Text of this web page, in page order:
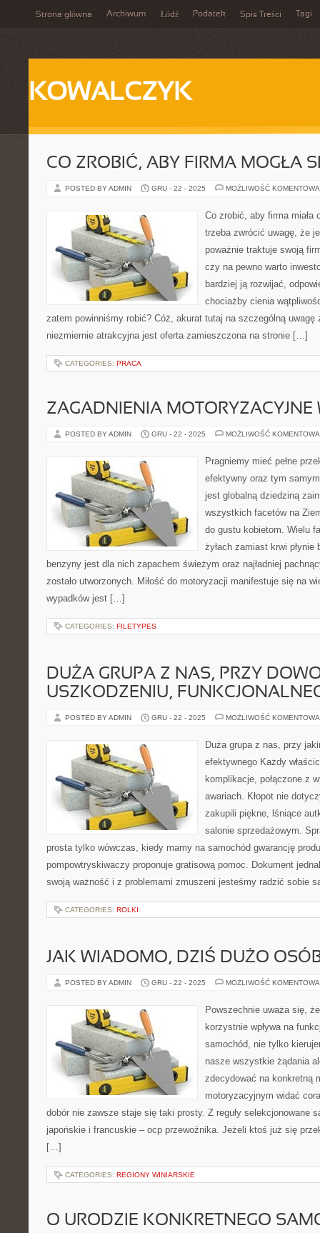
Strona główna Archiwum Łódź Podatek Spis Treści Tagi
KOWALCZYK
CO ZROBIĆ, ABY FIRMA MOGŁA
POSTED BY ADMIN GRU - 22 - 2025 MOŻLIWOŚĆ
Co zrobić, aby firma miała
trzeba zwrócić uwagę, że
poważnie traktuje swoją
czy na pewno warto
bardziej ją rozwijać,
chociażby cienia
zatem powinniśmy robić? Cóż, akurat tutaj na szczególną uwagę
niezmiernie atrakcyjna jest oferta zamieszczona na stronie […]
CATEGORIES: PRACA
ZAGADNIENIA MOTORYZACYJNE
POSTED BY ADMIN GRU - 22 - 2025 MOŻLIWOŚĆ
Pragniemy mieć pełne
efektywny oraz tym
jest globalną dziedziną
wszystkich facetów na
do gustu kobietom. Wielu
żyłach zamiast krwi
benzyny jest dla nich zapachem świeżym oraz najładniej
zostało utworzonych. Miłość do motoryzacji manifestuje się na
wypadków jest […]
CATEGORIES: FILETYPES
DUŻA GRUPA Z NAS, PRZY
USZKODZENIU,
POSTED BY ADMIN GRU - 22 - 2025 MOŻLIWOŚĆ
Duża grupa z nas, przy
efektywnego Każdy
komplikacje, połączone z
awariach. Kłopot nie
zakupili piękne, lśniące
salonie sprzedażowym.
prosta tylko wówczas, kiedy mamy na samochód gwarancję
pompowtryskiwaczy proponuje gratisową pomoc. Dokument
swoją ważność i z problemami zmuszeni jesteśmy radzić sobie
CATEGORIES: ROLKI
JAK WIADOMO, DZIŚ DUŻO
POSTED BY ADMIN GRU - 22 - 2025 MOŻLIWOŚĆ
Powszechnie uważa się,
korzystnie wpływa na
samochód, nie tylko
nasze wszystkie żądania
zdecydować na konkretną
motoryzacyjnym widać
dobór nie zawsze staje się taki prosty. Z reguły selekcjonowane
japońskie i francuskie – ocp przewoźnika. Jeżeli ktoś już się
[…]
CATEGORIES: REGIONY WINIARSKIE
O URODZIE KONKRETNEGO